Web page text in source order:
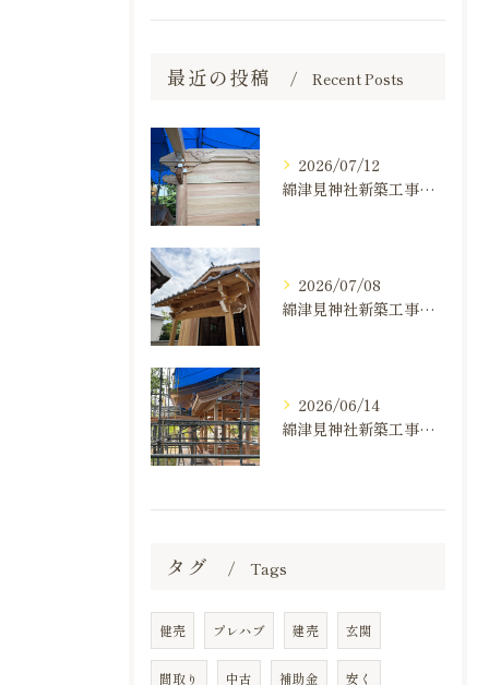
最近の投稿 Recent Posts
2026/07/12
綿津見神社新築工事の建て方状況のお知らせ
2026/07/08
綿津見神社新築工事の建て方状況のお知らせ
2026/06/14
綿津見神社新築工事の建て方状況のお知らせ
タグ Tags
健売 プレハブ 建売 玄関
間取り 中古 補助金 安く